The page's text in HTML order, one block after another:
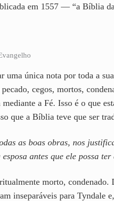
em 1557 — “a Bíblia
uma única nota por toda a
cegos, mortos,
a Fé. Isso é o que
que a Bíblia teve que ser
as boas obras, nos
esposa antes que ele possa
morto,
inseparáveis para Tyndale